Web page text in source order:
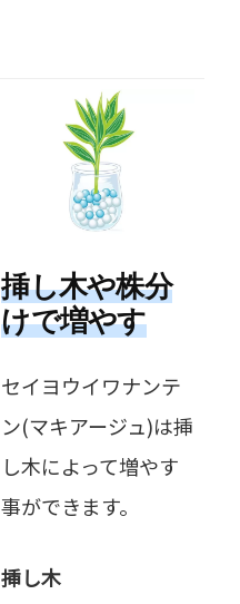
挿し木や株分
けで増やす
セイヨウイワナンテ
ン(マキアージュ)は挿
し木によって増やす
事ができます。
挿し木